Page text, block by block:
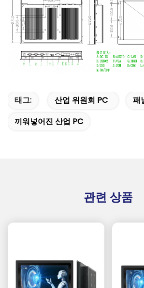
태그: 산업 위원회 PC
패
끼워넣어진 산업 PC
관련 상품